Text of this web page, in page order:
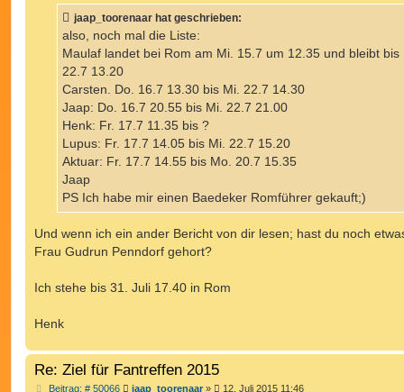
r
a
jaap_toorenaar hat geschrieben:
also, noch mal die Liste:
Maulaf landet bei Rom am Mi. 15.7 um 12.35 und bleibt bis
22.7 13.20
Carsten. Do. 16.7 13.30 bis Mi. 22.7 14.30
Jaap: Do. 16.7 20.55 bis Mi. 22.7 21.00
Henk: Fr. 17.7 11.35 bis ?
Lupus: Fr. 17.7 14.05 bis Mi. 22.7 15.20
Aktuar: Fr. 17.7 14.55 bis Mo. 20.7 15.35
Jaap
PS Ich habe mir einen Baedeker Romführer gekauft;)
Und wenn ich ein ander Bericht von dir lesen; hast du noch
Frau Gudrun Penndorf gehort?
Ich stehe bis 31. Juli 17.40 in Rom
Henk
Re: Ziel für Fantreffen 2015
Beitrag: # 50066B jaap_toorenaar» 12. Juli 2015 11:46